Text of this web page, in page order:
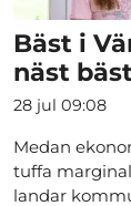
Bäst i
näst
28 jul 09:08
Medan
tuffa
landar